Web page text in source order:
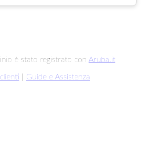
è stato registrato con Aruba.it
Guide e Assistenza